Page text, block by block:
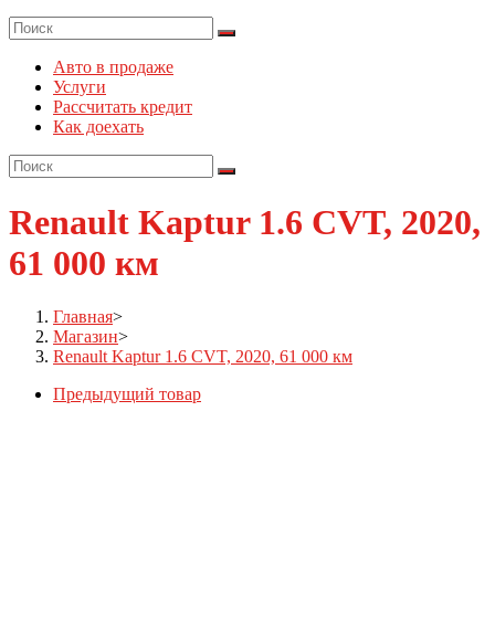
Авто в продаже
Услуги
Рассчитать кредит
Как доехать
Renault Kaptur 1.6 CVT, 2020,
61 000 км
Главная>
Магазин>
Renault Kaptur 1.6 CVT, 2020, 61 000 км
Предыдущий товар